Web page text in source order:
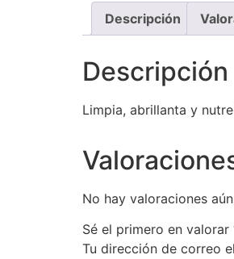
Descripción
Descripción
Limpia, abrillanta y
No hay valoraciones
Sé el primero en valorar
Tu dirección de correo